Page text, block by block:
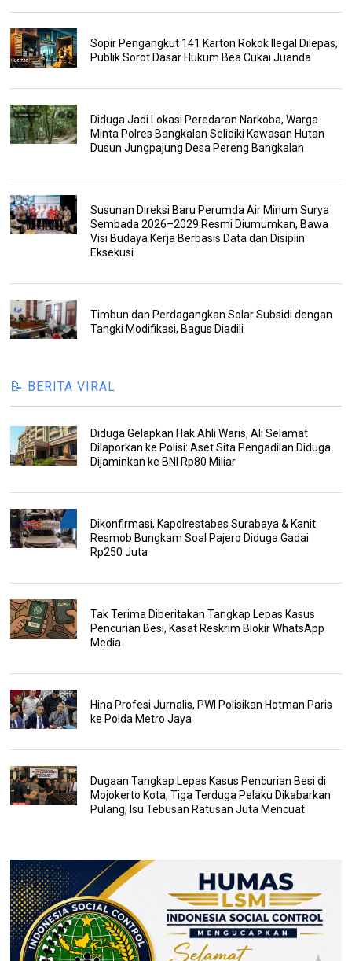
Sopir Pengangkut 141 Karton Rokok Ilegal Dilepas,
Publik Sorot Dasar Hukum Bea Cukai Juanda
Diduga Jadi Lokasi Peredaran Narkoba, Warga
Minta Polres Bangkalan Selidiki Kawasan Hutan
Dusun Jungpajung Desa Pereng Bangkalan
Susunan Direksi Baru Perumda Air Minum Surya
Sembada 2026–2029 Resmi Diumumkan, Bawa
Visi Budaya Kerja Berbasis Data dan Disiplin
Eksekusi
Timbun dan Perdagangkan Solar Subsidi dengan
Tangki Modifikasi, Bagus Diadili
📝 BERITA VIRAL
Diduga Gelapkan Hak Ahli Waris, Ali Selamat
Dilaporkan ke Polisi: Aset Sita Pengadilan Diduga
Dijaminkan ke BNI Rp80 Miliar
Dikonfirmasi, Kapolrestabes Surabaya & Kanit
Resmob Bungkam Soal Pajero Diduga Gadai
Rp250 Juta
Tak Terima Diberitakan Tangkap Lepas Kasus
Pencurian Besi, Kasat Reskrim Blokir WhatsApp
Media
Hina Profesi Jurnalis, PWI Polisikan Hotman Paris
ke Polda Metro Jaya
Dugaan Tangkap Lepas Kasus Pencurian Besi di
Mojokerto Kota, Tiga Terduga Pelaku Dikabarkan
Pulang, Isu Tebusan Ratusan Juta Mencuat